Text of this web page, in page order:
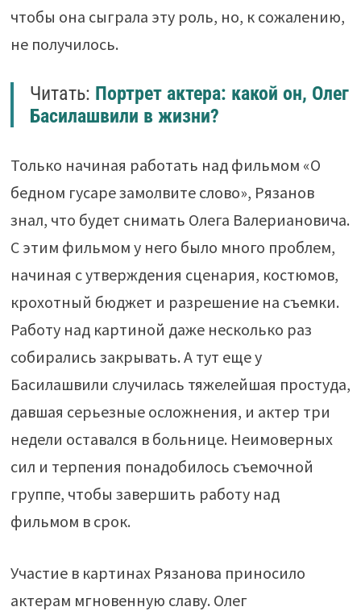
чтобы она сыграла эту роль, но, к сожалению,
не получилось.
Читать: Портрет актера: какой он, Олег
Басилашвили в жизни?
Только начиная работать над фильмом «О
бедном гусаре замолвите слово», Рязанов
знал, что будет снимать Олега Валериановича.
С этим фильмом у него было много проблем,
начиная с утверждения сценария, костюмов,
крохотный бюджет и разрешение на съемки.
Работу над картиной даже несколько раз
собирались закрывать. А тут еще у
Басилашвили случилась тяжелейшая простуда,
давшая серьезные осложнения, и актер три
недели оставался в больнице. Неимоверных
сил и терпения понадобилось съемочной
группе, чтобы завершить работу над
фильмом в срок.
Участие в картинах Рязанова приносило
актерам мгновенную славу. Олег